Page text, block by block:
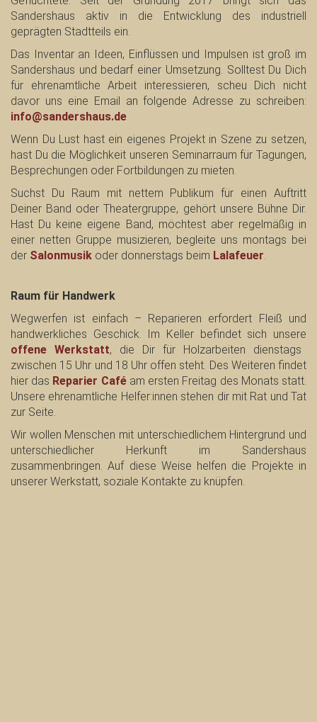
Sandershaus aktiv in die Entwicklung des industriell
geprägten Stadtteils ein.
Das Inventar an Ideen, Einflüssen und Impulsen ist groß im
Sandershaus und bedarf einer Umsetzung. Solltest Du Dich
für ehrenamtliche Arbeit interessieren, scheu Dich nicht
davor uns eine Email an folgende Adresse zu schreiben:
info@sandershaus.de
Wenn Du Lust hast ein eigenes Projekt in Szene zu setzen,
hast Du die Möglichkeit unseren Seminarraum für Tagungen,
Besprechungen oder Fortbildungen zu mieten.
Suchst Du Raum mit nettem Publikum für einen Auftritt
Deiner Band oder Theatergruppe, gehört unsere Bühne Dir.
Hast Du keine eigene Band, möchtest aber regelmäßig in
einer netten Gruppe musizieren, begleite uns montags bei
der Salonmusik oder donnerstags beim Lalafeuer.
Raum für Handwerk
Wegwerfen ist einfach – Reparieren erfordert Fleiß und
handwerkliches Geschick. Im Keller befindet sich unsere
offene Werkstatt, die Dir für Holzarbeiten dienstags
zwischen 15 Uhr und 18 Uhr offen steht. Des Weiteren findet
hier das Reparier Café am ersten Freitag des Monats statt.
Unsere ehrenamtliche Helfer:innen stehen dir mit Rat und Tat
zur Seite.
Wir wollen Menschen mit unterschiedlichem Hintergrund und
unterschiedlicher Herkunft im Sandershaus
zusammenbringen. Auf diese Weise helfen die Projekte in
unserer Werkstatt, soziale Kontakte zu knüpfen.